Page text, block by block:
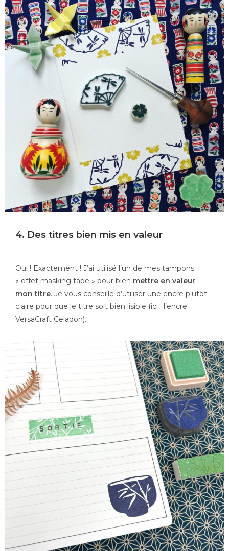
4. Des titres bien mis en valeur
Oui ! Exactement ! J’ai utilisé l’un de mes tampons
« effet masking tape » pour bien mettre en valeur
mon titre. Je vous conseille d’utiliser une encre plutôt
claire pour que le titre soit bien lisible (ici : l’encre
VersaCraft Celadon).